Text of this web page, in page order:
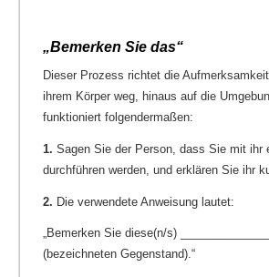
„Bemerken Sie das“
Dieser Prozess richtet die
ihrem Körper weg, hinaus auf die
funktioniert folgendermaßen:
1. Sagen Sie der Person, dass Sie mit ihr
durchführen werden, und erklären Sie ihr
2. Die verwendete Anweisung lautet:
„Bemerken Sie diese(n/s) _______________
(bezeichneten Gegenstand).“